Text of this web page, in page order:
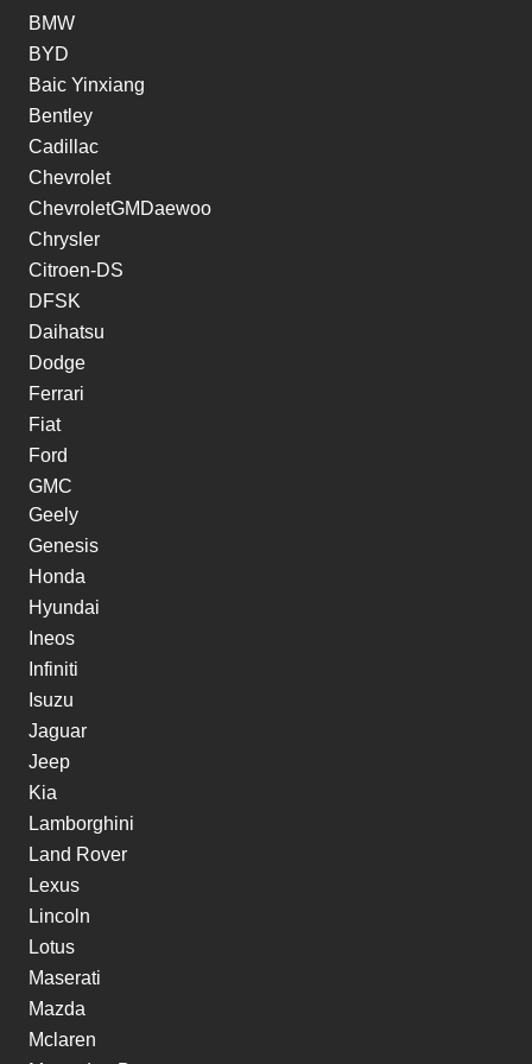
BMW
BYD
Baic Yinxiang
Bentley
Cadillac
Chevrolet
ChevroletGMDaewoo
Chrysler
Citroen-DS
DFSK
Daihatsu
Dodge
Ferrari
Fiat
Ford
GMC
Geely
Genesis
Honda
Hyundai
Ineos
Infiniti
Isuzu
Jaguar
Jeep
Kia
Lamborghini
Land Rover
Lexus
Lincoln
Lotus
Maserati
Mazda
Mclaren